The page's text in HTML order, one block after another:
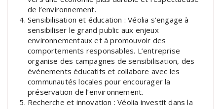
de l’environnement.
Sensibilisation et éducation : Véolia s’engage à
sensibiliser le grand public aux enjeux
environnementaux et à promouvoir des
comportements responsables. L’entreprise
organise des campagnes de sensibilisation, des
événements éducatifs et collabore avec les
communautés locales pour encourager la
préservation de l’environnement.
Recherche et innovation : Véolia investit dans la